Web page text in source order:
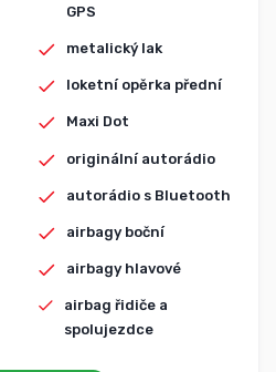
GPS
metalický lak
loketní opěrka přední
Maxi Dot
originální autorádio
autorádio s Bluetooth
airbagy boční
airbagy hlavové
airbag řidiče a
spolujezdce